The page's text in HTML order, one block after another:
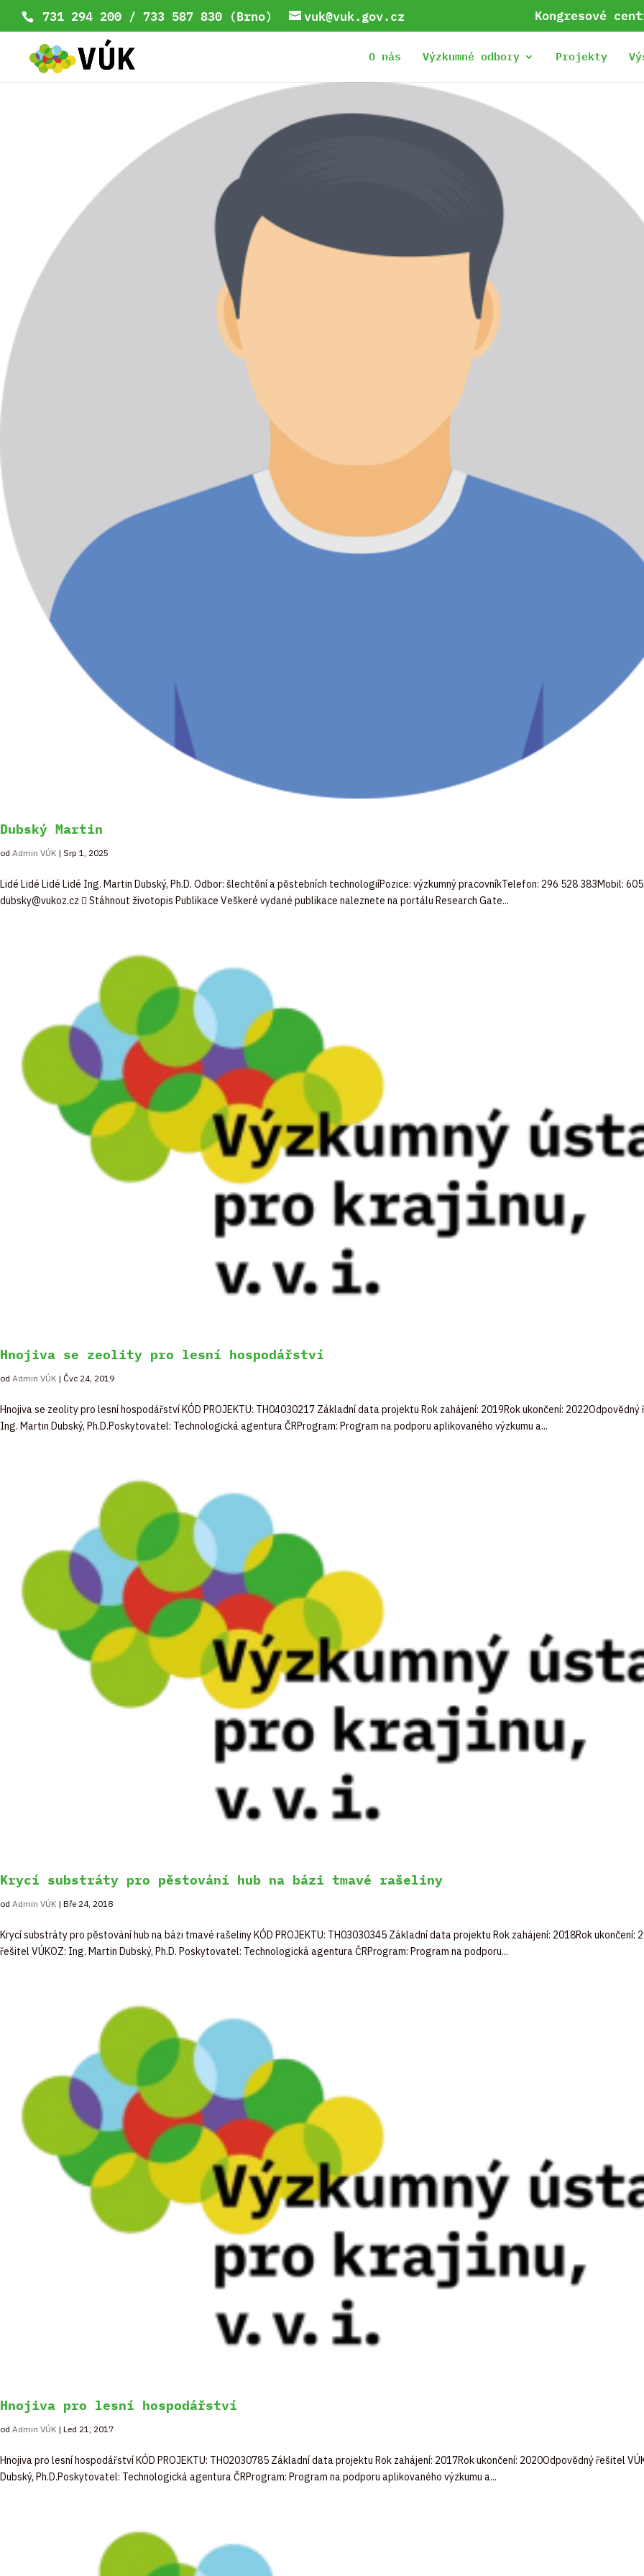
731 294 200 / 733 587 830 (Brno) vuk@vuk.gov.cz Kongresové
O nás Výzkumné odbory Projekty
Dubský Martin
od Admin VÚK | Srp 1, 2025
Lidé Lidé Lidé Lidé Ing. Martin Dubský, Ph.D. Odbor: šlechtění a pěstebních technologiíPozice: výzkumný pracovníkTelefon: 296 528 383Mobil:
dubsky@vukoz.cz  Stáhnout životopis Publikace Veškeré vydané publikace naleznete na portálu Research Gate...
Hnojiva se zeolity pro lesní hospodářství
od Admin VÚK | Čvc 24, 2019
Hnojiva se zeolity pro lesní hospodářství KÓD PROJEKTU: TH04030217 Základní data projektu Rok zahájení: 2019Rok ukončení: 2022Odpovědný
Ing. Martin Dubský, Ph.D.Poskytovatel: Technologická agentura ČRProgram: Program na podporu aplikovaného výzkumu a...
Krycí substráty pro pěstování hub na bázi tmavé rašeliny
od Admin VÚK | Bře 24, 2018
Krycí substráty pro pěstování hub na bázi tmavé rašeliny KÓD PROJEKTU: TH03030345 Základní data projektu Rok zahájení: 2018Rok ukončení:
řešitel VÚKOZ: Ing. Martin Dubský, Ph.D. Poskytovatel: Technologická agentura ČRProgram: Program na podporu...
Hnojiva pro lesní hospodářství
od Admin VÚK | Led 21, 2017
Hnojiva pro lesní hospodářství KÓD PROJEKTU: TH02030785 Základní data projektu Rok zahájení: 2017Rok ukončení: 2020Odpovědný řešitel
Dubský, Ph.D.Poskytovatel: Technologická agentura ČRProgram: Program na podporu aplikovaného výzkumu a...